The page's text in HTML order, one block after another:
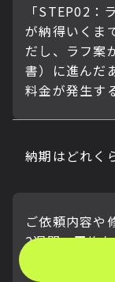
「STEP02：
が納得いくま
だし、ラフ案
書）に進んだ
料金が発生す
納期はどれく
ご依頼内容や
2週間、平均
ります。お急